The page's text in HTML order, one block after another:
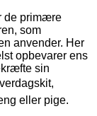
de primære
som
anvender. Her
opbevarer ens
sin
eller pige.